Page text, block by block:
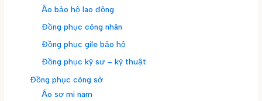
Áo bảo hộ lao động
Đồng phục công nhân
Đồng phục gile bảo hộ
Đồng phục kỹ sư – kỹ thuật
Đồng phục công sở
Áo sơ mi nam